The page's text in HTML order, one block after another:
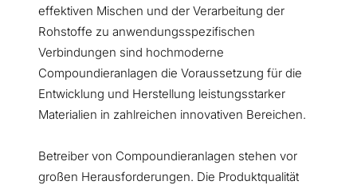
effektiven Mischen und der Verarbeitung der
Rohstoffe zu anwendungsspezifischen
Verbindungen sind hochmoderne
Compoundieranlagen die Voraussetzung für die
Entwicklung und Herstellung leistungsstarker
Materialien in zahlreichen innovativen Bereichen.
Betreiber von Compoundieranlagen stehen vor
großen Herausforderungen. Die Produktqualität